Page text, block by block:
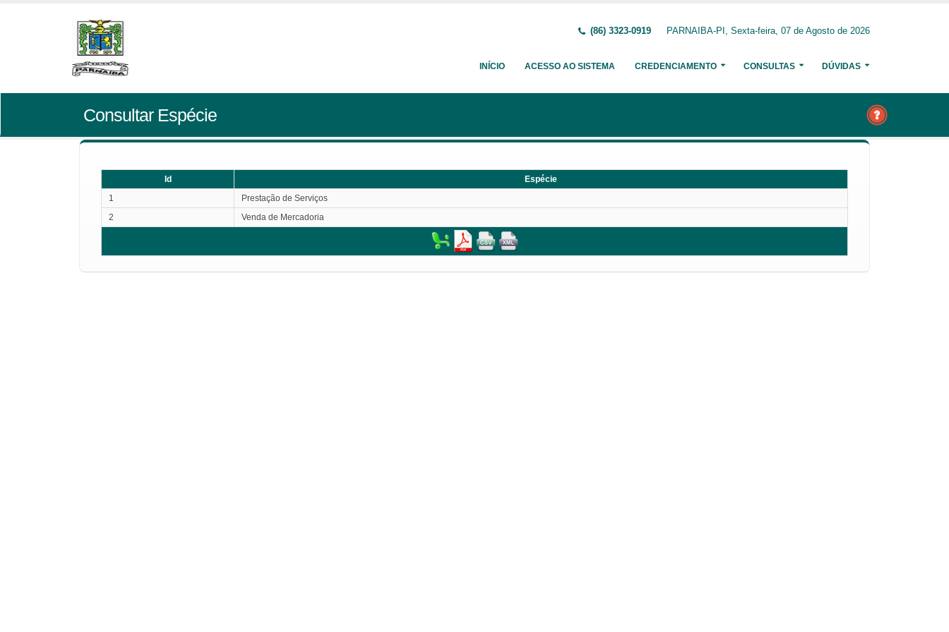
(86) 3323-0919 PARNAIBA-PI, Sexta-feira, 07 de Agosto de 2026
INÍCIO ACESSO AO SISTEMA CREDENCIAMENTO CONSULTAS DÚVIDAS
Consultar Espécie
Id
Espécie
1
Prestação de Serviços
2
Venda de Mercadoria